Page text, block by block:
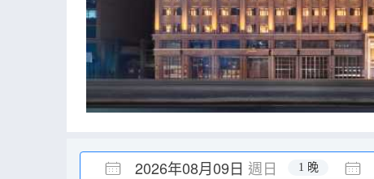
2026年08月09日 週日 1 晚